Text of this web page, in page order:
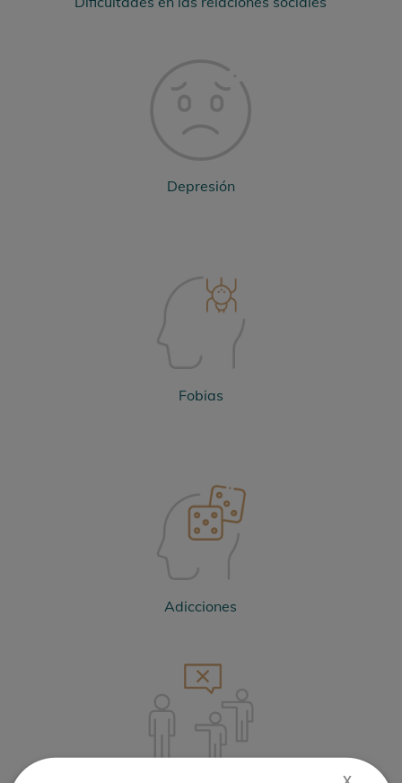
Depresión
Fobias
Adicciones